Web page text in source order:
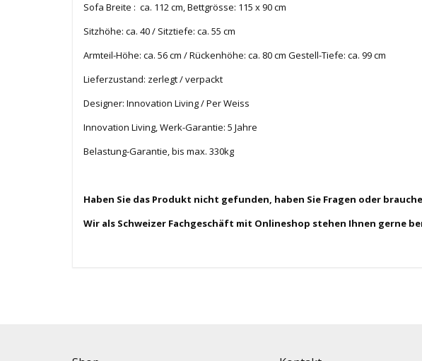
Sofa Breite : ca. 112 cm, Bettgrösse: 115 x 90 cm
Sitzhöhe: ca. 40 / Sitztiefe: ca. 55 cm
Armteil-Höhe: ca. 56 cm / Rückenhöhe: ca. 80 cm Gestell-Tiefe: ca. 99 cm
Lieferzustand: zerlegt / verpackt
Designer: Innovation Living / Per Weiss
Innovation Living, Werk-Garantie: 5 Jahre
Belastung-Garantie, bis max. 330kg
Haben Sie das Produkt nicht gefunden, haben Sie Fragen oder
Wir als Schweizer Fachgeschäft mit Onlineshop stehen Ihnen gerne